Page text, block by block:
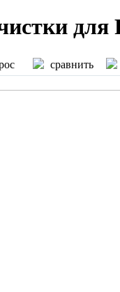
для
сравнить